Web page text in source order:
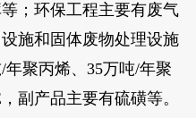
；环保工程主要有废气
施和固体废物处理设施
聚丙烯、35万吨/年聚
副产品主要有硫磺等。